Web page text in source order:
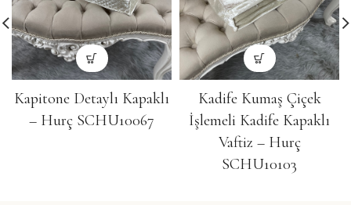
Kapitone Detaylı Kapaklı
– Hurç SCHU10067
Kadife Kumaş Çiçek
İşlemeli Kadife Kapaklı
Vaftiz – Hurç
SCHU10103